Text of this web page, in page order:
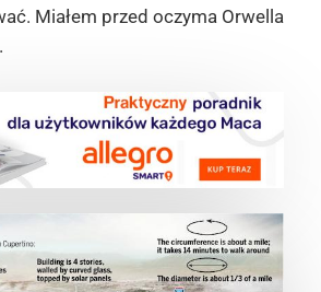
Miałem przed oczyma Orwella